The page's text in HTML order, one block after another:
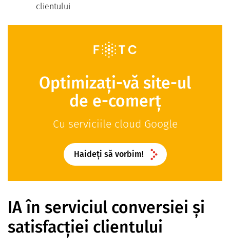
clientului
Optimizați-vă site-ul
de e-comerț
Cu serviciile cloud Google
Haideți să vorbim!
IA în serviciul conversiei și
satisfacției clientului